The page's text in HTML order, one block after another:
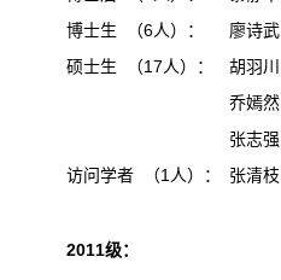
博士生 （6人）：
廖诗
硕士生 （17人）：
胡羽
乔嫣
张志
访问学者 （1人）：
张清
2011级：